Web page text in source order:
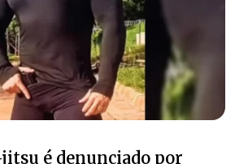
é denunciado por